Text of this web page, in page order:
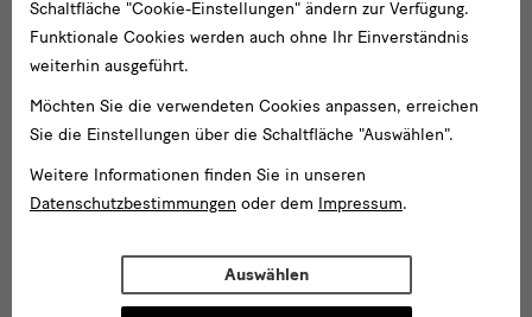
Schaltfläche "Cookie-Einstellungen" ändern zur Verfügung.
Funktionale Cookies werden auch ohne Ihr Einverständnis
weiterhin ausgeführt.
Möchten Sie die verwendeten Cookies anpassen, erreichen
Sie die Einstellungen über die Schaltfläche "Auswählen".
Weitere Informationen finden Sie in unseren
Datenschutzbestimmungen oder dem Impressum.
Auswählen